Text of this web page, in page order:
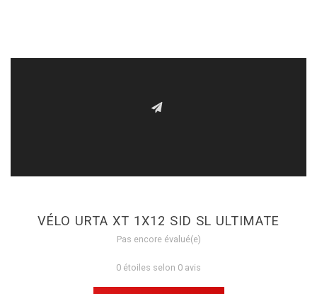
VÉLO URTA XT 1X12 SID SL ULTIMATE
Pas encore évalué(e)
0 étoiles selon 0 avis